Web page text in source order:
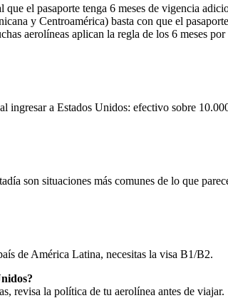
el pasaporte tenga 6 meses de vigencia
y Centroamérica) basta con que el
aerolíneas aplican la regla de los 6 meses
a Estados Unidos: efectivo sobre
son situaciones más comunes de lo que
de América Latina, necesitas la visa B1/B2.
revisa la política de tu aerolínea antes de viajar.